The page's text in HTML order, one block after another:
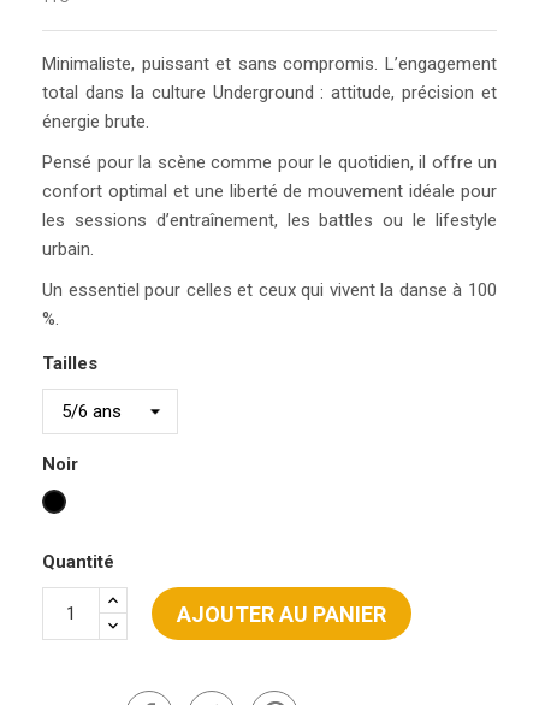
Minimaliste, puissant et sans compromis. L’engagement
total dans la culture Underground : attitude, précision et
énergie brute.
Pensé pour la scène comme pour le quotidien, il offre un
confort optimal et une liberté de mouvement idéale pour
les sessions d’entraînement, les battles ou le lifestyle
urbain.
Un essentiel pour celles et ceux qui vivent la danse à 100
%.
Tailles
Noir
Noir
Quantité
AJOUTER AU PANIER